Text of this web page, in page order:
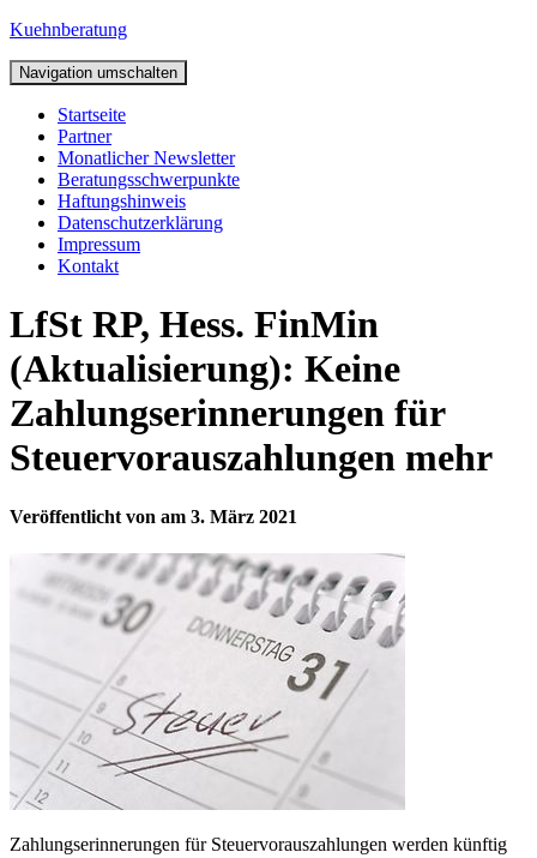
Kuehnberatung
Navigation umschalten
Startseite
Partner
Monatlicher Newsletter
Beratungsschwerpunkte
Haftungshinweis
Datenschutzerklärung
Impressum
Kontakt
LfSt RP, Hess. FinMin
(Aktualisierung): Keine
Zahlungserinnerungen für
Steuervorauszahlungen mehr
Veröffentlicht von am 3. März 2021
Zahlungserinnerungen für Steuervorauszahlungen werden künftig